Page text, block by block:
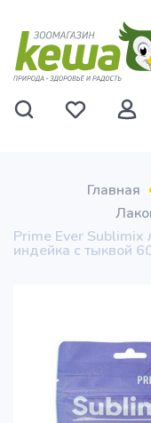
Главная
Prime Ever Sublimix
индейка с тыквой